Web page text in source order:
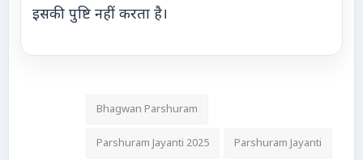
इसकी पुष्टि नहीं करता है।
Bhagwan Parshuram
Parshuram Jayanti 2025 Parshuram Jayanti